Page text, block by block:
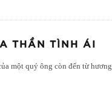
THẦN TÌNH ÁI
một quý ông còn đến từ hương